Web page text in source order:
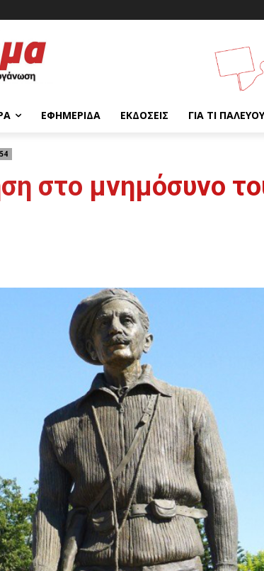
ΕΦΗΜΕΡΊΔΑ ΕΚΔΌΣΕΙΣ ΓΙΑ ΤΙ
στο μνημόσυνο